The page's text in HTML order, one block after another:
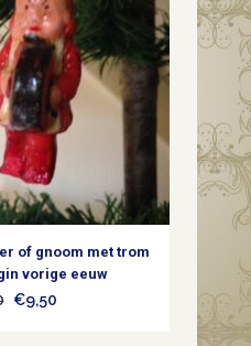
of gnoom met trom
vorige eeuw
Oorspronkelijke
€9,50Huidige